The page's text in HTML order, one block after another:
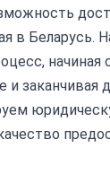
в Беларусь.
начиная
и заканчивая